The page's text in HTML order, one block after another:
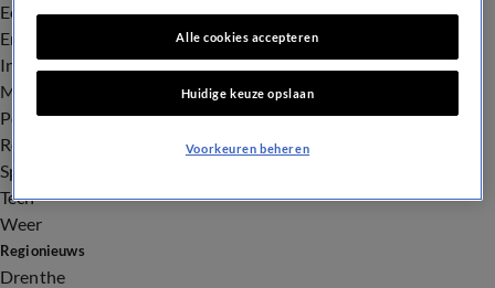
Economie
Entertainment
Infrastructuur
Milieu en Gezondheid
Politiek
Royalty
Sport
Tech
Weer
Regionieuws
Drenthe
Alle cookies accepteren
Huidige keuze opslaan
Voorkeuren beheren